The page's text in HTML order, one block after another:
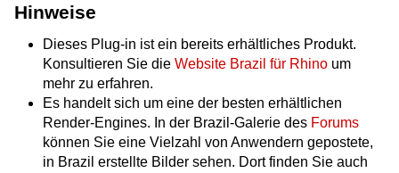
Hinweise
Dieses Plug-in ist ein bereits erhältliches Produkt.
Konsultieren Sie die Website Brazil für Rhino um
mehr zu erfahren.
Es handelt sich um eine der besten erhältlichen
Render-Engines. In der Brazil-Galerie des Forums
können Sie eine Vielzahl von Anwendern gepostete,
in Brazil erstellte Bilder sehen. Dort finden Sie auch